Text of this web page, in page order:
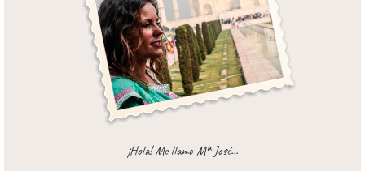
¡Hola! Me llamo Mª José...